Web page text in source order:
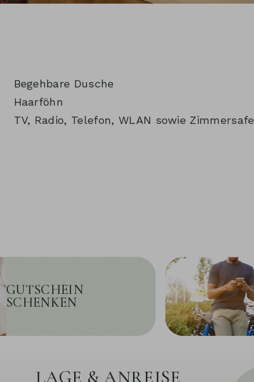
Begehbare Dusche
Haarföhn
TV, Radio, Telefon, WLAN sowie Zimmersafe
GUTSCHEIN
SCHENKEN